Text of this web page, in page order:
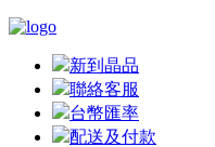
新到晶品
聯絡客服
台幣匯率
配送及付款